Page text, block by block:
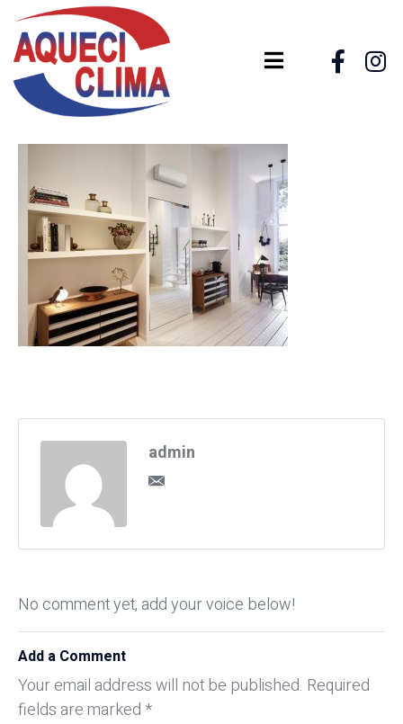
admin
No comment yet, add your voice below!
Add a Comment
Your email address will not be published. Required
fields are marked *